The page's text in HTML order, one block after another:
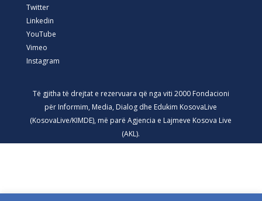
Twitter
Linkedin
YouTube
Vimeo
Instagram
Të gjitha të drejtat e rezervuara që nga viti 2000 Fondacioni
për Informim, Media, Dialog dhe Edukim KosovaLive
(KosovaLive/KIMDE), më parë Agjencia e Lajmeve Kosova Live
(AKL).